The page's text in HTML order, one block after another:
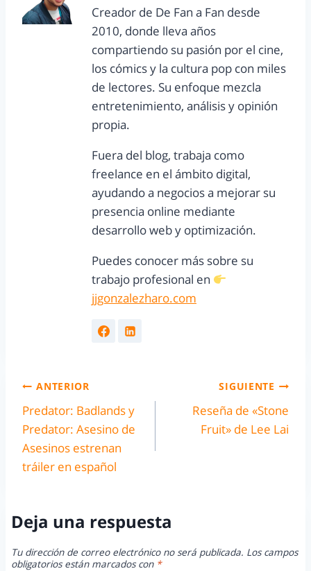
Creador de De Fan a Fan desde
2010, donde lleva años
compartiendo su pasión por el cine,
los cómics y la cultura pop con miles
de lectores. Su enfoque mezcla
entretenimiento, análisis y opinión
propia.
Fuera del blog, trabaja como
freelance en el ámbito digital,
ayudando a negocios a mejorar su
presencia online mediante
desarrollo web y optimización.
Puedes conocer más sobre su
trabajo profesional en
jjgonzalezharo.com
ANTERIOR
Predator: Badlands y
Predator: Asesino de
Asesinos estrenan
tráiler en español
SIGUIENTE
Reseña de «Stone
Fruit» de Lee Lai
Deja una respuesta
Tu dirección de correo electrónico no será publicada. Los campos
obligatorios están marcados con *